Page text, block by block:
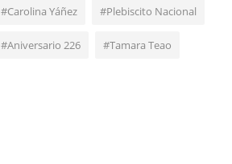
#Carolina Yáñez #Plebiscito Nacional
#Aniversario 226 #Tamara Teao